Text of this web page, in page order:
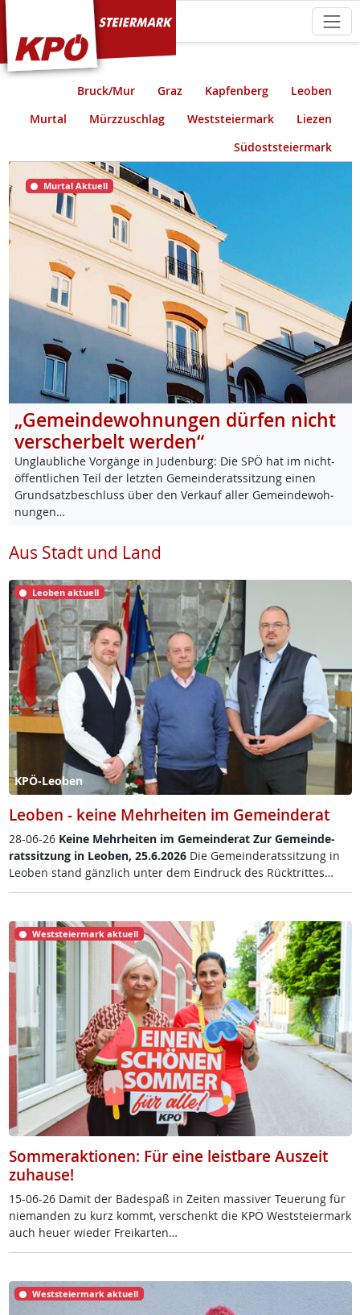
KPÖ Steiermark
Bruck/Mur Graz Kapfenberg
Leoben
Murtal
Mürzzuschlag Weststeiermark
Liezen
Südoststeiermark
Murtal Aktuell
„Gemeindewohnungen dürfen nicht
verscherbelt werden“
Un­glaub­li­che Vor­gän­ge in Ju­den­burg: Die SPÖ hat im nicht-
öf­f­ent­li­chen Teil der letz­ten Ge­mein­de­rats­sit­zung ei­nen
Grund­satz­be­schluss über den Ver­kauf al­ler Ge­mein­de­woh­
nun­gen…
Aus Stadt und Land
Leoben aktuell
KPÖ-Leoben
Leoben - keine Mehrheiten im Gemeinderat
28-06-26 Kei­ne Mehr­hei­ten im Ge­mein­de­rat Zur Ge­mein­de­
rats­sit­zung in Leo­ben, 25.6.2026Die Ge­mein­de­rats­sit­zung in
Leo­ben stand gänz­lich un­ter dem Ein­druck des Rück­trit­tes…
Weststeiermark aktuell
Sommeraktionen: Für eine leistbare Auszeit
zuhause!
15-06-26 Da­mit der Ba­de­spaß in Zei­ten mas­si­ver Teue­rung für
nie­man­den zu kurz kommt, ver­schenkt die KPÖ West­s­tei­er­mark
auch heu­er wie­der Frei­k­ar­ten…
Weststeiermark aktuell